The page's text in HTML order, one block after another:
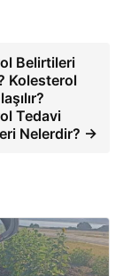
Belirtileri
Kolesterol
Tedavi
Nelerdir? →